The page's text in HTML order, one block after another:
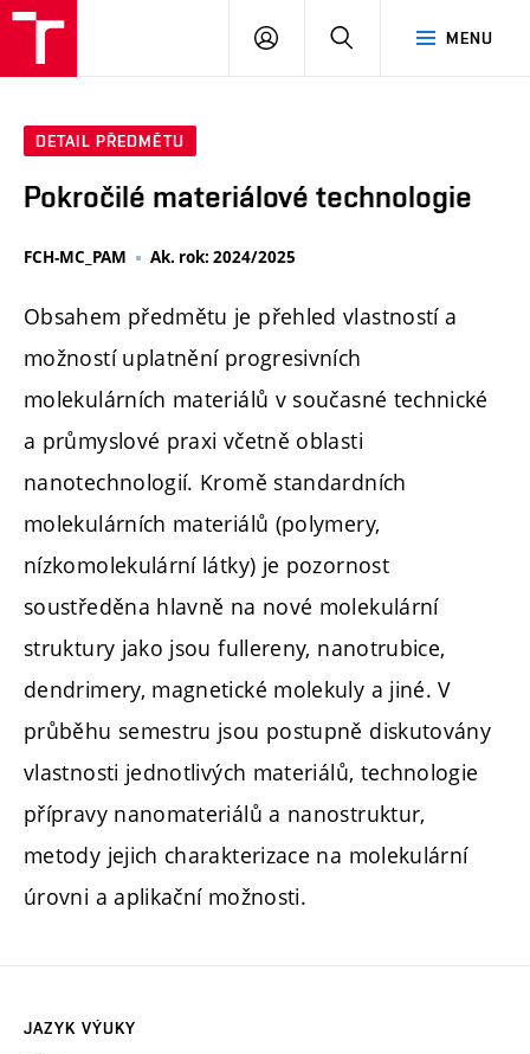
MENU
PŘIHLÁSIT
DETAIL PŘEDMĚTU
Pokročilé materiálové technologie
FCH-MC_PAM Ak. rok: 2024/2025
Obsahem předmětu je přehled vlastností a
možností uplatnění progresivních
molekulárních materiálů v současné technické
a průmyslové praxi včetně oblasti
nanotechnologií. Kromě standardních
molekulárních materiálů (polymery,
nízkomolekulární látky) je pozornost
soustředěna hlavně na nové molekulární
struktury jako jsou fullereny, nanotrubice,
dendrimery, magnetické molekuly a jiné. V
průběhu semestru jsou postupně diskutovány
vlastnosti jednotlivých materiálů, technologie
přípravy nanomateriálů a nanostruktur,
metody jejich charakterizace na molekulární
úrovni a aplikační možnosti.
JAZYK VÝUKY